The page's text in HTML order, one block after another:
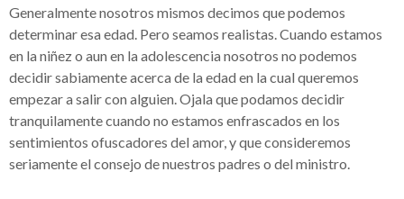
Generalmente nosotros mismos decimos que podemos
determinar esa edad. Pero seamos realistas. Cuando estamos
en la niñez o aun en la adolescencia nosotros no podemos
decidir sabiamente acerca de la edad en la cual queremos
empezar a salir con alguien. Ojala que podamos decidir
tranquilamente cuando no estamos enfrascados en los
sentimientos ofuscadores del amor, y que consideremos
seriamente el consejo de nuestros padres o del ministro.